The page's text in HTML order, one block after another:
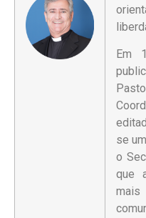
Em
se
o
que